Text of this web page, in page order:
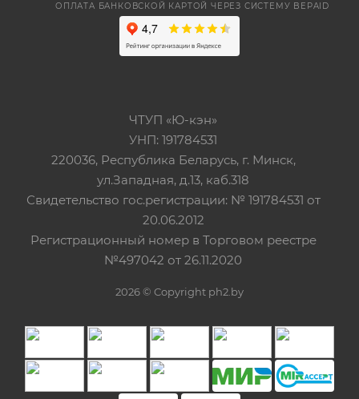
ОПЛАТА БАНКОВСКОЙ КАРТОЙ ЧЕРЕЗ СИСТЕМУ BEPAID
ЧТУП «Ю-кэн»
УНП: 191784531
220036, Республика Беларусь, г. Минск,
ул.Западная, д.13, каб.318
Свидетельство гос.регистрации: № 191784531 от
20.06.2012
Регистрационный номер в Торговом реестре
№497042 от 26.11.2020
2026 © Copyright ph2.by